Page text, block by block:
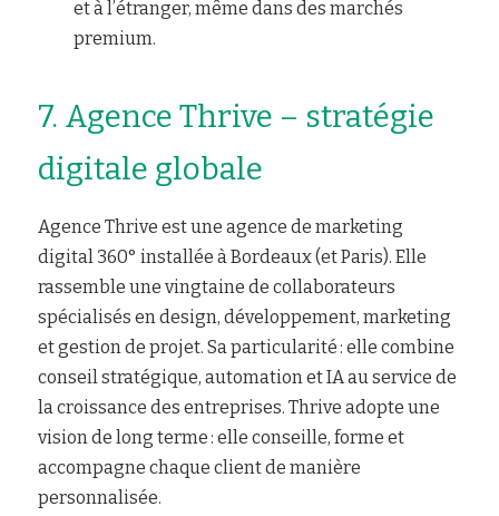
et à l’étranger, même dans des marchés
premium.
7. Agence Thrive – stratégie
digitale globale
Agence Thrive est une agence de marketing
digital 360° installée à Bordeaux (et Paris). Elle
rassemble une vingtaine de collaborateurs
spécialisés en design, développement, marketing
et gestion de projet. Sa particularité : elle combine
conseil stratégique, automation et IA au service de
la croissance des entreprises. Thrive adopte une
vision de long terme : elle conseille, forme et
accompagne chaque client de manière
personnalisée.